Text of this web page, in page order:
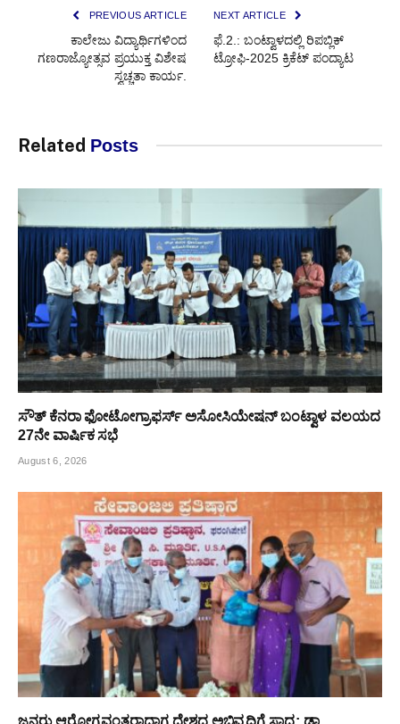
PREVIOUS ARTICLE
ಕಾಲೇಜು ವಿದ್ಯಾರ್ಥಿಗಳಿಂದ
ಗಣರಾಜ್ಯೋತ್ಸವ ಪ್ರಯುಕ್ತ ವಿಶೇಷ
ಸ್ವಚ್ಚತಾ ಕಾರ್ಯ.
NEXT ARTICLE
ಫೆ.2.: ಬಂಟ್ವಾಳದಲ್ಲಿ ರಿಪಬ್ಲಿಕ್
ಟ್ರೋಫಿ-2025 ಕ್ರಿಕೆಟ್ ಪಂದ್ಯಾಟ
Related Posts
ಸೌತ್ ಕೆನರಾ ಫೋಟೋಗ್ರಾಫರ್ಸ್ ಅಸೋಸಿಯೇಷನ್ ಬಂಟ್ವಾಳ ವಲಯದ
27ನೇ ವಾರ್ಷಿಕ ಸಭೆ
August 6, 2026
ಜನರು ಆರೋಗ್ಯವಂತರಾದಾಗ ದೇಶದ ಅಭಿವೃದ್ಧಿಗೆ ಸಾಧ್ಯ: ಡಾ.